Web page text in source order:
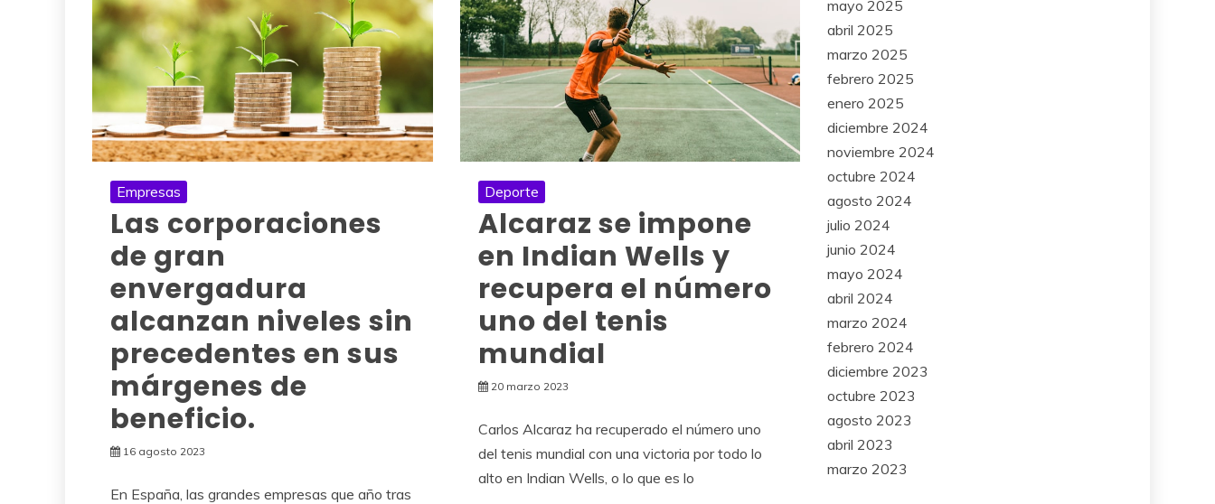
Empresas
Las corporaciones
de gran
envergadura
alcanzan niveles sin
precedentes en sus
márgenes de
beneficio.
16 agosto 2023
En España, las grandes empresas que año tras
Deporte
Alcaraz se impone
en Indian Wells y
recupera el número
uno del tenis
mundial
20 marzo 2023
Carlos Alcaraz ha recuperado el número uno
del tenis mundial con una victoria por todo lo
alto en Indian Wells, o lo que es lo
mayo 2025
abril 2025
marzo 2025
febrero 2025
enero 2025
diciembre 2024
noviembre 2024
octubre 2024
agosto 2024
julio 2024
junio 2024
mayo 2024
abril 2024
marzo 2024
febrero 2024
diciembre 2023
octubre 2023
agosto 2023
abril 2023
marzo 2023